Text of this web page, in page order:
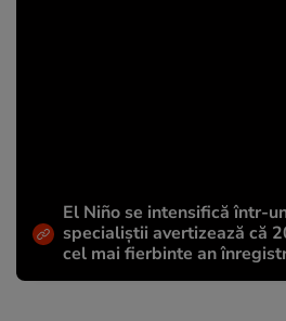
El Niño se intensifică într-
specialiștii avertizează că
cel mai fierbinte an